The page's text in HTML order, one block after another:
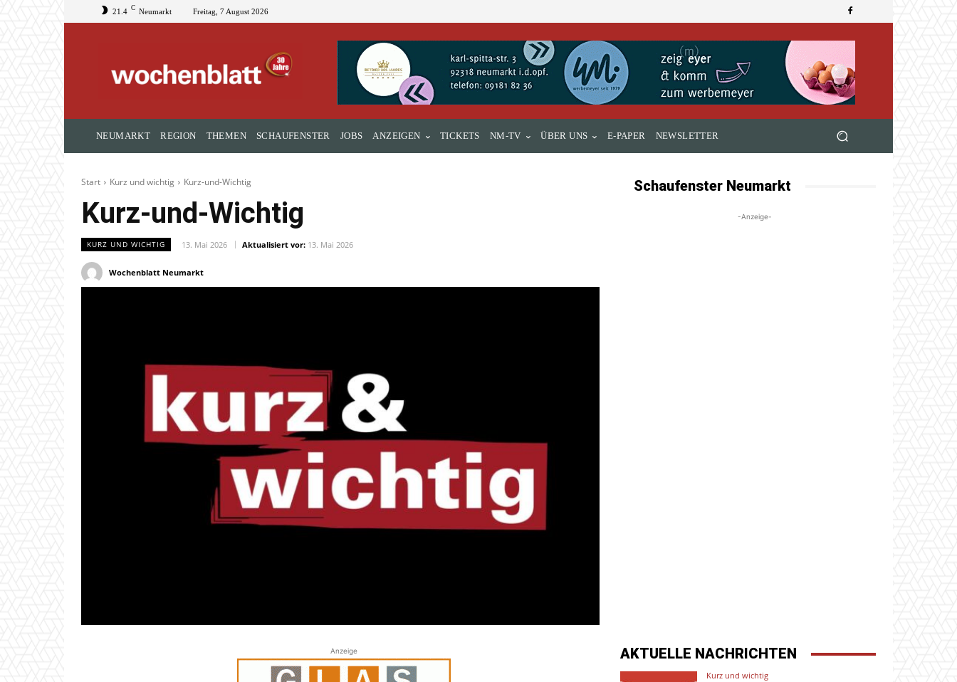
21.4 C Neumarkt Freitag, 7 August 2026
NEUMARKT REGION THEMEN SCHAUFENSTER JOBS ANZEIGEN TICKETS NM-TV ÜBER UNS E-PAPER NEWSLETTER
Start Kurz und wichtig Kurz-und-Wichtig
Kurz-und-Wichtig
KURZ UND WICHTIG 13. Mai 2026 Aktualisiert vor: 13. Mai 2026
Wochenblatt Neumarkt
Schaufenster Neumarkt
-Anzeige-
Anzeige AKTUELLE NACHRICHTEN
Kurz und wichtig